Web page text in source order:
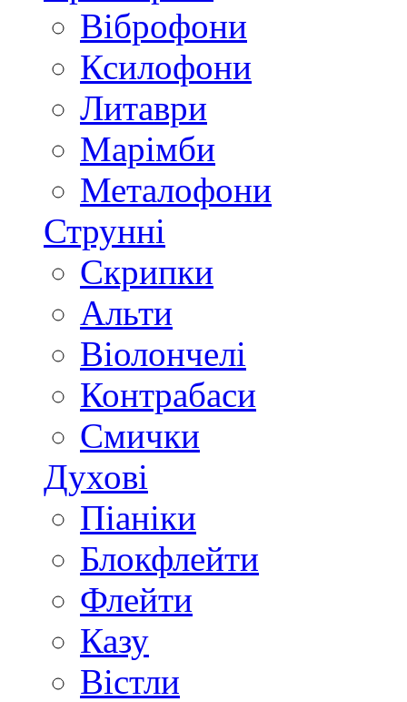
Віброфони
Ксилофони
Литаври
Марімби
Металофони
Струнні
Скрипки
Альти
Віолончелі
Контрабаси
Смички
Духові
Піаніки
Блокфлейти
Флейти
Казу
Вістли